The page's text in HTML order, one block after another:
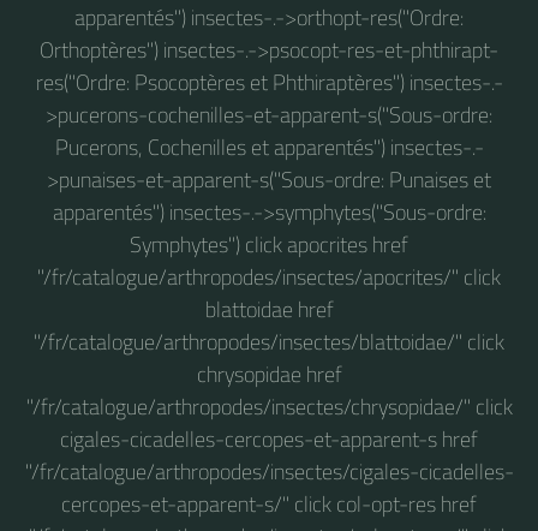
apparentés") insectes-.->orthopt-res("Ordre:
Orthoptères") insectes-.->psocopt-res-et-phthirapt-
res("Ordre: Psocoptères et Phthiraptères") insectes-.-
>pucerons-cochenilles-et-apparent-s("Sous-ordre:
Pucerons, Cochenilles et apparentés") insectes-.-
>punaises-et-apparent-s("Sous-ordre: Punaises et
apparentés") insectes-.->symphytes("Sous-ordre:
Symphytes") click apocrites href
"/fr/catalogue/arthropodes/insectes/apocrites/" click
blattoidae href
"/fr/catalogue/arthropodes/insectes/blattoidae/" click
chrysopidae href
"/fr/catalogue/arthropodes/insectes/chrysopidae/" click
cigales-cicadelles-cercopes-et-apparent-s href
"/fr/catalogue/arthropodes/insectes/cigales-cicadelles-
cercopes-et-apparent-s/" click col-opt-res href